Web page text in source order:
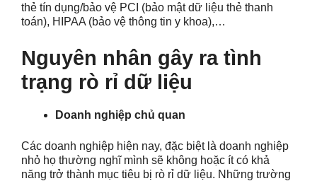
thẻ tín dụng/bảo vệ PCI (bảo mật dữ liệu thẻ thanh
toán), HIPAA (bảo vệ thông tin y khoa),…
Nguyên nhân gây ra tình
trạng rò rỉ dữ liệu
Doanh nghiệp chủ quan
Các doanh nghiệp hiện nay, đặc biệt là doanh nghiệp
nhỏ họ thường nghĩ mình sẽ không hoặc ít có khả
năng trở thành mục tiêu bị rò rỉ dữ liệu. Những trường